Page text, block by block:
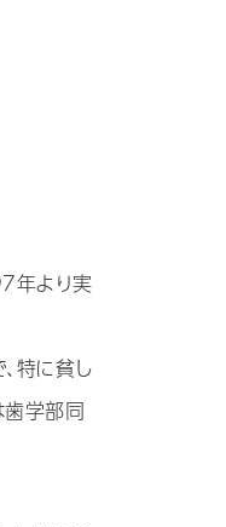
年より実
特に貧し
歯学部同